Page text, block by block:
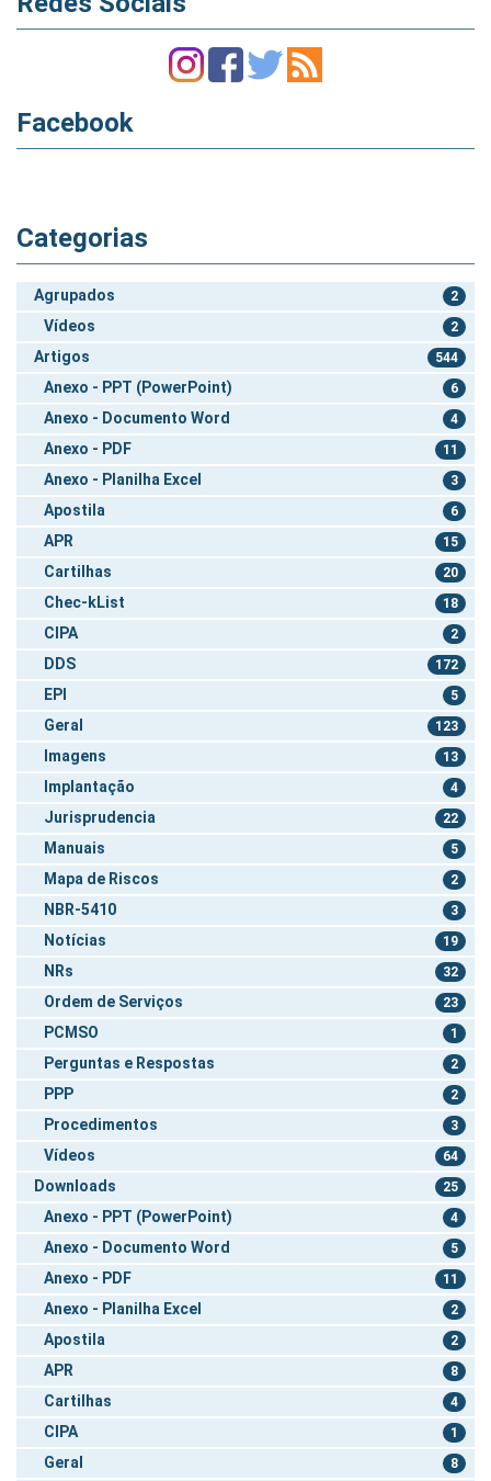
Facebook
Categorias
Agrupados 2
Vídeos 2
Artigos 544
Anexo - PPT (PowerPoint) 6
Anexo - Documento Word 4
Anexo - PDF 11
Anexo - Planilha Excel 3
Apostila 6
APR 15
Cartilhas 20
Chec-kList 18
CIPA 2
DDS 172
EPI 5
Geral 123
Imagens 13
Implantação 4
Jurisprudencia 22
Manuais 5
Mapa de Riscos 2
NBR-5410 3
Notícias 19
NRs 32
Ordem de Serviços 23
PCMSO 1
Perguntas e Respostas 2
PPP 2
Procedimentos 3
Vídeos 64
Downloads 25
Anexo - PPT (PowerPoint) 4
Anexo - Documento Word 5
Anexo - PDF 11
Anexo - Planilha Excel 2
Apostila 2
APR 8
Cartilhas 4
CIPA 1
Geral 8